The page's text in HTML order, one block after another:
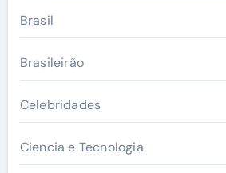
Brasil
Brasileirão
Celebridades
Ciencia e Tecnologia